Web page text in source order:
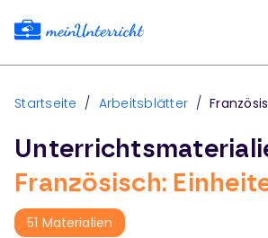
Startseite / Arbeitsblätter /
Französisch:
51 Materialien